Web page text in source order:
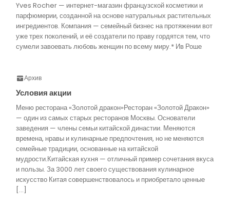
Yves Rocher — интернет-магазин французской косметики и
парфюмерии, созданной на основе натуральных растительных
ингредиентов. Компания — семейный бизнес на протяжении вот
уже трех поколений, и её создатели по праву гордятся тем, что
сумели завоевать любовь женщин по всему миру.* Ив Роше
Архив
Условия акции
Меню ресторана «Золотой дракон»Ресторан «Золотой Дракон»
— один из самых старых ресторанов Москвы. Основатели
заведения — члены семьи китайской династии. Меняются
времена, нравы и кулинарные предпочтения, но не меняются
семейные традиции, основанные на китайской
мудрости.Китайская кухня — отличный пример сочетания вкуса
и пользы. За 3000 лет своего существования кулинарное
искусство Китая совершенствовалось и приобретало ценные
[…]